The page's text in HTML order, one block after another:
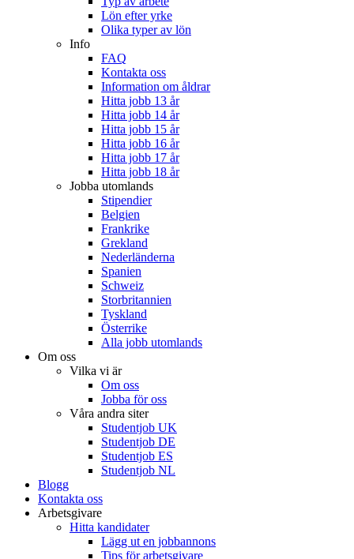
Lön efter yrke
Olika typer av lön
Info
FAQ
Kontakta oss
Information om åldrar
Hitta jobb 13 år
Hitta jobb 14 år
Hitta jobb 15 år
Hitta jobb 16 år
Hitta jobb 17 år
Hitta jobb 18 år
Jobba utomlands
Stipendier
Belgien
Frankrike
Grekland
Nederländerna
Spanien
Schweiz
Storbritannien
Tyskland
Österrike
Alla jobb utomlands
Om oss
Vilka vi är
Om oss
Jobba för oss
Våra andra siter
Studentjob UK
Studentjob DE
Studentjob ES
Studentjob NL
Blogg
Kontakta oss
Arbetsgivare
Hitta kandidater
Lägg ut en jobbannons
Tips för arbetsgivare